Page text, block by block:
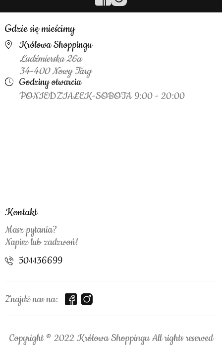
Gdzie się mieścimy
Królowa Shoppingu
Ludźmierska 26a
34-400 Nowy Targ
Godziny otwarcia
PONIEDZIAŁEK-SOBOTA 9:00 - 20:00
Kontakt
Masz pytania?
Napisz lub zadzwoń!
501136699
Znajdź nas na:
Copyright © 2022 Królowa Shoppingu All rights reserved